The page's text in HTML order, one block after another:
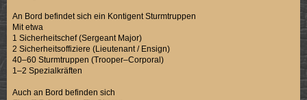
An Bord befindet sich ein Kontigent Sturmtruppen
Mit etwa
1 Sicherheitschef (Sergeant Major)
2 Sicherheitsoffiziere (Lieutenant / Ensign)
40–60 Sturmtruppen (Trooper–Corporal)
1–2 Spezialkräften
Auch an Bord befinden sich